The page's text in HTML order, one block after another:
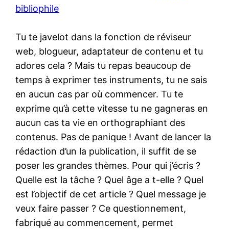
bibliophile
Tu te javelot dans la fonction de réviseur
web, blogueur, adaptateur de contenu et tu
adores cela ? Mais tu repas beaucoup de
temps à exprimer tes instruments, tu ne sais
en aucun cas par où commencer. Tu te
exprime qu’à cette vitesse tu ne gagneras en
aucun cas ta vie en orthographiant des
contenus. Pas de panique ! Avant de lancer la
rédaction d’un la publication, il suffit de se
poser les grandes thèmes. Pour qui j’écris ?
Quelle est la tâche ? Quel âge a t-elle ? Quel
est l’objectif de cet article ? Quel message je
veux faire passer ? Ce questionnement,
fabriqué au commencement, permet